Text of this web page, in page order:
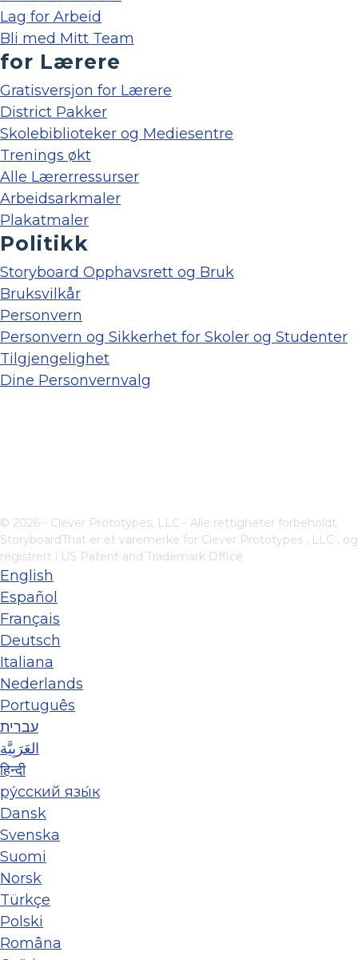
Lag for Arbeid
Bli med Mitt Team
for Lærere
Gratisversjon for Lærere
District Pakker
Skolebiblioteker og Mediesentre
Trenings økt
Alle Lærerressurser
Arbeidsarkmaler
Plakatmaler
Politikk
Storyboard Opphavsrett og Bruk
Bruksvilkår
Personvern
Personvern og Sikkerhet for Skoler og Studenter
Tilgjengelighet
Dine Personvernvalg
© 2026 - Clever Prototypes, LLC - Alle rettigheter forbeholdt.
StoryboardThat er et varemerke for Clever Prototypes , LLC , og
registrert i US Patent and Trademark Office
English
Español
Français
Deutsch
Italiana
Nederlands
Português
עברית
العَرَبِيَّة
हिन्दी
ру́сский язы́к
Dansk
Svenska
Suomi
Norsk
Türkçe
Polski
Româna